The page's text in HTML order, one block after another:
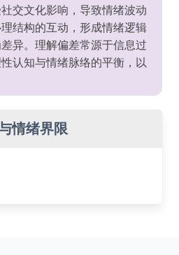
交文化影响，导致情绪波动
结构的互动，形成情绪逻辑
异。理解偏差常源于信息过
认知与情绪脉络的平衡，以
情绪界限